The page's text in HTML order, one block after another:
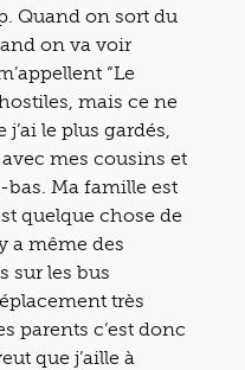
Quand on sort du
on va voir
“Le
mais ce ne
le plus gardés,
mes cousins et
Ma famille est
quelque chose de
a même des
sur les bus
très
parents c’est donc
que j’aille à